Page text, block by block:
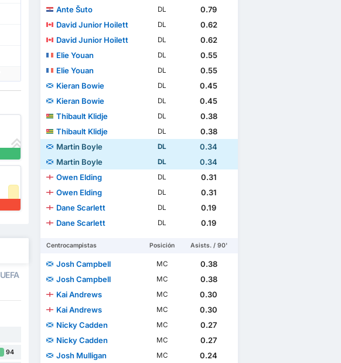
UEFA Europa League Copa de Escocia Amistosos de Clubes 3
94
Ante Šuto
DL
0.79
David Junior Hoilett
DL
0.62
David Junior Hoilett
DL
0.62
Elie Youan
DL
0.55
Elie Youan
DL
0.55
Kieran Bowie
DL
0.45
Kieran Bowie
DL
0.45
Thibault Klidje
DL
0.38
Thibault Klidje
DL
0.38
Martin Boyle
DL
0.34
Martin Boyle
DL
0.34
Owen Elding
DL
0.31
Owen Elding
DL
0.31
Dane Scarlett
DL
0.19
Dane Scarlett
DL 0.19
Centrocampistas Posición Asists. / 90'
Josh Campbell MC
0.38
Josh Campbell
MC
0.38
Kai Andrews
MC
0.30
Kai Andrews
MC
0.30
Nicky Cadden
MC
0.27
Nicky Cadden
MC
0.27
Josh Mulligan
MC
0.24